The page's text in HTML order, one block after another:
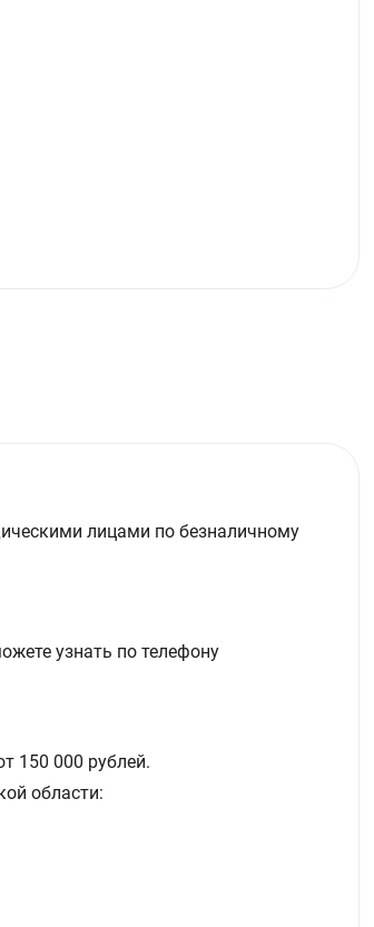
лицами по безналичному
узнать по телефону
150 000 рублей.
области: